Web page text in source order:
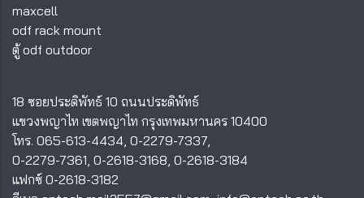
maxcell
odf rack mount
ตู้ odf outdoor
18 ซอยประดิพัทธ์ 10 ถนนประดิพัทธ์
แขวงพญาไท เขตพญาไท กรุงเทพมหานคร 10400
โทร. 065-613-4434 0-2279-7337
0-2279-7361 0-2618-3168 0-2618-3184
แฟกซ์ 0-2618-3182